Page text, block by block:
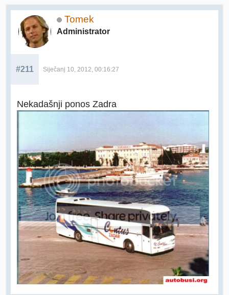
Tomek
Administrator
#211 Siječanj 10, 2012, 00:16:27
Nekadašnji ponos Zadra